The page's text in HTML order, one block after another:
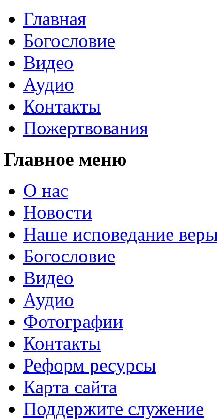
Главная
Богословие
Видео
Аудио
Контакты
Пожертвования
Главное меню
О нас
Новости
Наше исповедание
Богословие
Видео
Аудио
Фотографии
Контакты
Реформ ресурсы
Карта сайта
Поддержите служение